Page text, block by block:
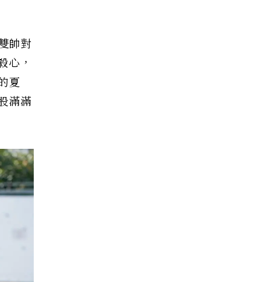
帥對
心，
夏
滿滿